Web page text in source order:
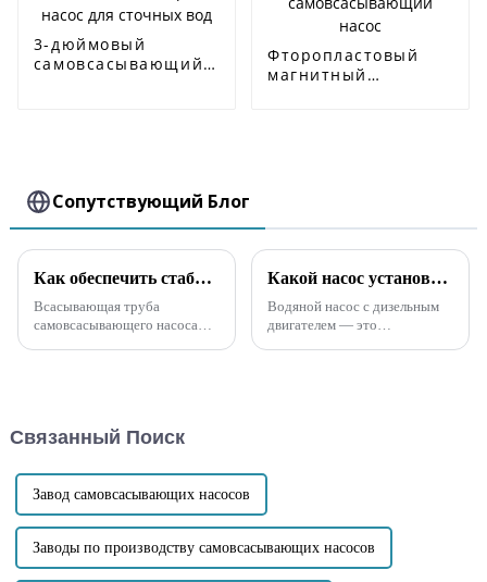
3-дюймовый
самовсасывающий
Фторопластовый
магнитный
Сопутствующий Блог
Как обеспечить стабильную подачу и напор самовсасывающего насоса ZW во время эксплуатации?
Всасывающая труба
самовсасывающего насоса
Какой насос установлен на водяном насосе дизельного двигателя?
Водяной насос с дизельным
двигателем — это
насоса, высоты и...
Связанный Поиск
Завод самовсасывающих насосов
Заводы по производству самовсасывающих насосов